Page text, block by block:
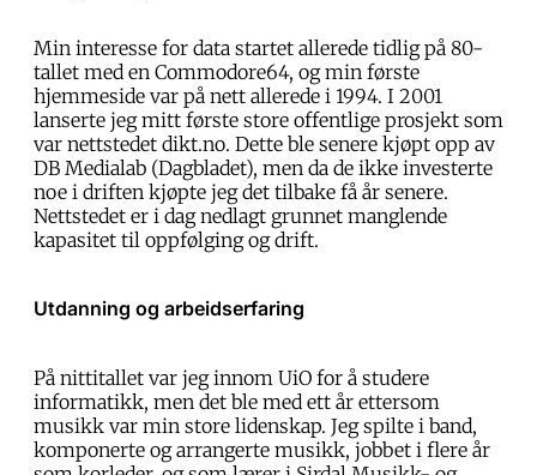
Min interesse for data startet allerede tidlig på 80-
tallet med en Commodore64, og min første
hjemmeside var på nett allerede i 1994. I 2001
lanserte jeg mitt første store offentlige prosjekt som
var nettstedet dikt.no. Dette ble senere kjøpt opp av
DB Medialab (Dagbladet), men da de ikke investerte
noe i driften kjøpte jeg det tilbake få år senere.
Nettstedet er i dag nedlagt grunnet manglende
kapasitet til oppfølging og drift.
Utdanning og arbeidserfaring
På nittitallet var jeg innom UiO for å studere
informatikk, men det ble med ett år ettersom
musikk var min store lidenskap. Jeg spilte i band,
komponerte og arrangerte musikk, jobbet i flere år